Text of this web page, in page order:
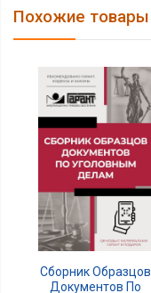
Похожие товары
Сборник Образцов
Документов По